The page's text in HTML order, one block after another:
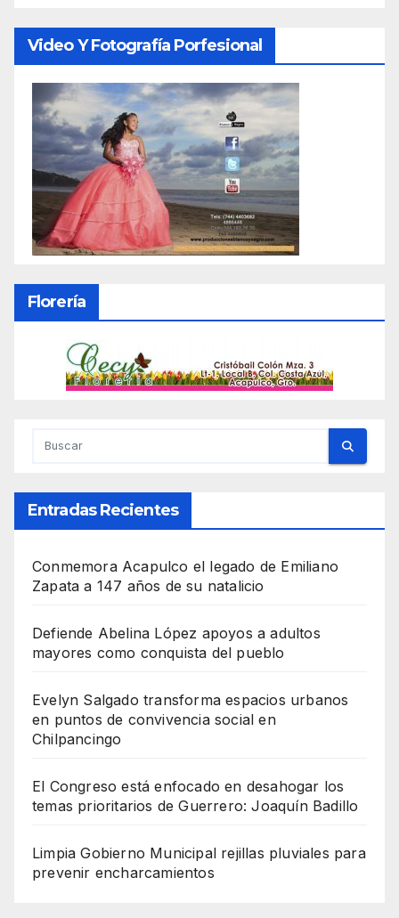
Video Y Fotografía Porfesional
Florería
Entradas Recientes
Conmemora Acapulco el legado de Emiliano
Zapata a 147 años de su natalicio
Defiende Abelina López apoyos a adultos
mayores como conquista del pueblo
Evelyn Salgado transforma espacios urbanos
en puntos de convivencia social en
Chilpancingo
El Congreso está enfocado en desahogar los
temas prioritarios de Guerrero: Joaquín Badillo
Limpia Gobierno Municipal rejillas pluviales para
prevenir encharcamientos